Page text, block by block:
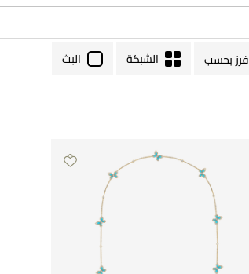
فرز بحسب الشبكة البث